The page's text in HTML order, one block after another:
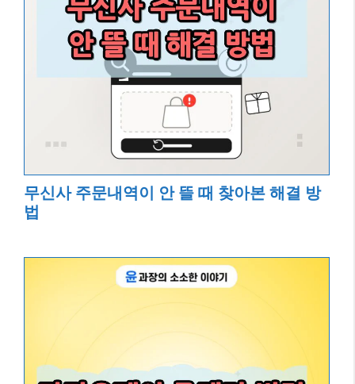
무신사 주문내역이 안 뜰 때 찾아본 해결 방
법